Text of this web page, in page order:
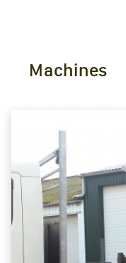
Machines